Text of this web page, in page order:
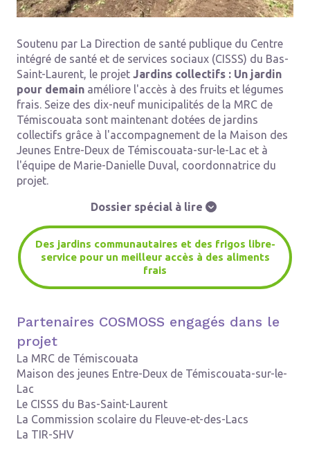
Soutenu par La Direction de santé publique du Centre
intégré de santé et de services sociaux (CISSS) du Bas-
Saint-Laurent, le projet Jardins collectifs : Un jardin
pour demainaméliore l'accès à des fruits et légumes
frais. Seize des dix-neuf municipalités de la MRC de
Témiscouata sont maintenant dotées de jardins
collectifs grâce à l'accompagnement de la Maison des
Jeunes Entre-Deux de Témiscouata-sur-le-Lac et à
l'équipe de Marie-Danielle Duval, coordonnatrice du
projet.
Dossier spécial à lire 
Des jardins communautaires et des frigos libre-
service pour un meilleur accès à des aliments
frais
Partenaires COSMOSS engagés dans le
projet
La MRC de Témiscouata
Maison des jeunes Entre-Deux de Témiscouata-sur-le-
Lac
Le CISSS du Bas-Saint-Laurent
La Commission scolaire du Fleuve-et-des-Lacs
La TIR-SHV